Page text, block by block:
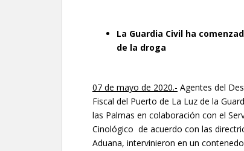
La Guardia Civil ha
de la droga
07 de mayo de 2020.- Agentes del
Fiscal del Puerto de La Luz de la
las Palmas en colaboración con el
Cinológico de acuerdo con las
Aduana, intervinieron en un